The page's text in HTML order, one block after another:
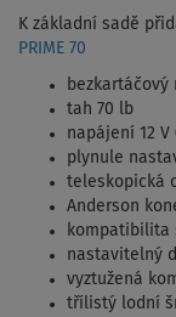
K základní sadě
PRIME 70
tah 70 lb
napájení 12
plynule
teleskopická
Anderson
kompatibilita
nastavitelný
vyztužená
třílistý lodní